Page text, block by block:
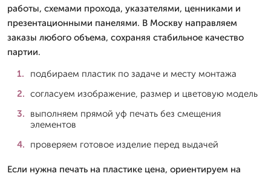
работы, схемами прохода, указателями, ценниками и
презентационными панелями. В Москву направляем
заказы любого объема, сохраняя стабильное качество
партии.
подбираем пластик по задаче и месту монтажа
согласуем изображение, размер и цветовую модель
выполняем прямой уф печать без смещения
элементов
проверяем готовое изделие перед выдачей
Если нужна печать на пластике цена, ориентируем на